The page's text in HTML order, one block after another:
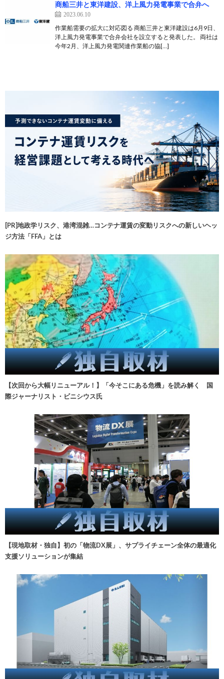
商船三井と東洋建設、洋上風力発電事業で合弁へ
2023.06.10
作業船需要の拡大に対応図る 商船三井と東洋建設は6月9日、
洋上風力発電事業で合弁会社を設立すると発表した。 両社は
今年2月、洋上風力発電関連作業船の協[…]
[PR]地政学リスク、港湾混雑…コンテナ運賃の変動リスクへの新しいヘッ
ジ方法「FFA」とは
【次回から大幅リニューアル！】「今そこにある危機」を読み解く 国
際ジャーナリスト・ビニシウス氏
【現地取材・独自】初の「物流DX展」、サプライチェーン全体の最適化
支援ソリューションが集結